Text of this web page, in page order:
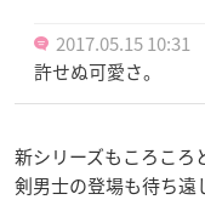
2017.05.15 10:31
許せぬ可愛さ。
新シリーズもころころ
剣男士の登場も待ち遠